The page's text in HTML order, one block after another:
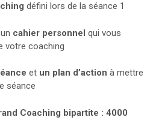
défini lors de la séance 1
cahier personnel qui vous
votre coaching
et un plan d’action à mettre
séance
Coaching bipartite : 4000